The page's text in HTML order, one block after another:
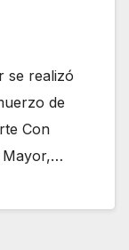
se realizó
de
Con
Mayor,…